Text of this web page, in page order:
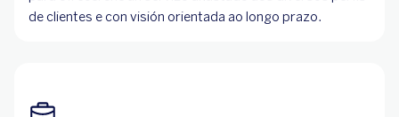
de clientes e con visión orientada ao longo prazo.